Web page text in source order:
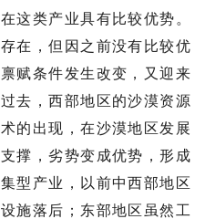
这类产业具有比较优势。
在，但因之前没有比较优
赋条件发生改变，又迎来
去，西部地区的沙漠资源
的出现，在沙漠地区发展
撑，劣势变成优势，形成
型产业，以前中西部地区
施落后；东部地区虽然工